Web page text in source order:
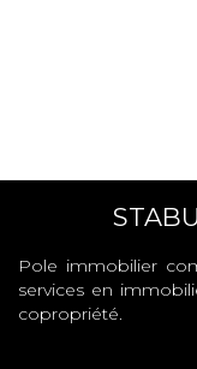
Pole immobilier
services en
copropriété.